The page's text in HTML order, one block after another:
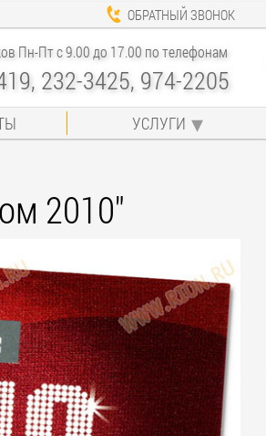
ОБРАТНЫЙ ЗВОНОК
Пн-Пт с 9.00 до 17.00 по телефонам
232-3425, 974-2205
УСЛУГИ
2010"